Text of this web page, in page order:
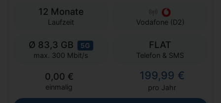
12 Monate
Laufzeit Vodafone (D2)
Ø 83,3 GB 5G
max. 300 Mbit/s
FLAT
Telefon & SMS
0,00 €
einmalig
199,99 €
pro Jahr